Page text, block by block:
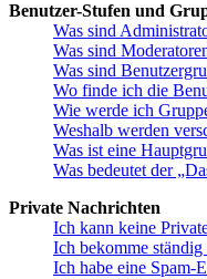
Benutzer-Stufen und
Was sind
Was sind
Was sind
Wo finde ich die
Wie werde ich
Weshalb werden
Was ist eine
Was bedeutet der
Private Nachrichten
Ich kann keine
Ich bekomme
Ich habe eine Spam-